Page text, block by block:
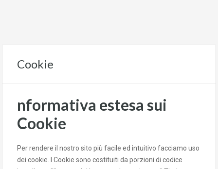
Cookie
nformativa estesa sui
Cookie
Per rendere il nostro sito più facile ed intuitivo facciamo uso
dei cookie. I Cookie sono costituiti da porzioni di codice